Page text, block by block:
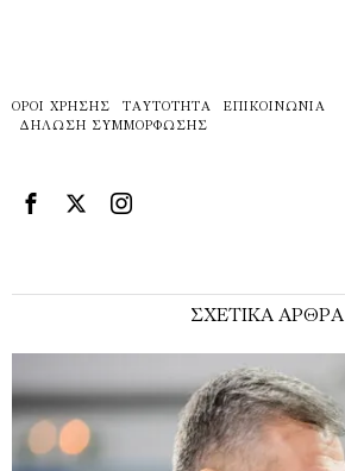
ΌΡΟΙ ΧΡΉΣΗΣ ΤΑΥΤΌΤΗΤΑ
ΕΠΙΚΟΙΝΩΝΊΑ
ΔΉΛΩΣΗ ΣΥΜΜΌΡΦΩΣΗΣ
ΣΧΕΤΙΚΑ ΑΡΘΡΑ